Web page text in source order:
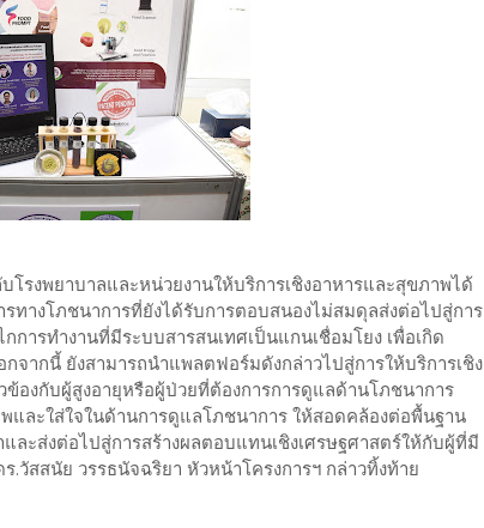
รงพยาบาลและหน่วยงานให้บริการเชิงอาหารและสุขภาพได้
ทางโภชนาการที่ยังได้รับการตอบสนองไม่สมดุลส่งต่อไปสู่การ
การทำงานที่มีระบบสารสนเทศเป็นแกนเชื่อมโยง เพื่อเกิด
จากนี้ ยังสามารถนำแพลตฟอร์มดังกล่าวไปสู่การให้บริการเชิง
องกับผู้สูงอายุหรือผู้ป่วยที่ต้องการการดูแลด้านโภชนาการ
และใส่ใจในด้านการดูแลโภชนาการ ให้สอดคล้องต่อพื้นฐาน
ะส่งต่อไปสู่การสร้างผลตอบแทนเชิงเศรษฐศาสตร์ให้กับผู้ที่มี
.วัสสนัย วรรธนัจฉริยา หัวหน้าโครงการฯ กล่าวทิ้งท้าย